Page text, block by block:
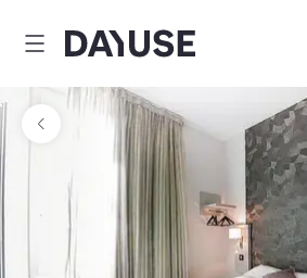
Dayuse